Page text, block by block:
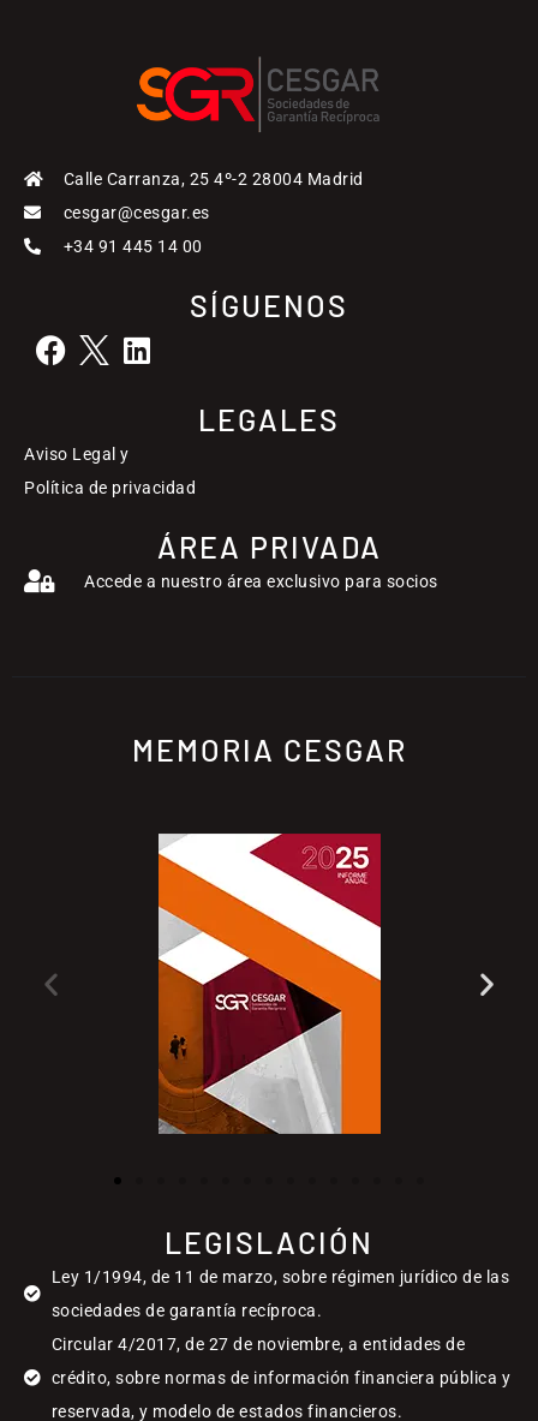
Calle Carranza, 25 4º-2 28004 Madrid
cesgar@cesgar.es
+34 91 445 14 00
SÍGUENOS
LEGALES
Aviso Legal y
Política de privacidad
ÁREA PRIVADA
Accede a nuestro área exclusivo para socios
MEMORIA CESGAR
LEGISLACIÓN
Ley 1/1994, de 11 de marzo, sobre régimen jurídico de las
sociedades de garantía recíproca.
Circular 4/2017, de 27 de noviembre, a entidades de
crédito, sobre normas de información financiera pública y
reservada, y modelo de estados financieros.